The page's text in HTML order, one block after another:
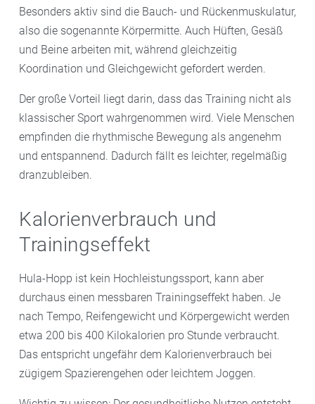
Besonders aktiv sind die Bauch- und Rückenmuskulatur,
also die sogenannte Körpermitte. Auch Hüften, Gesäß
und Beine arbeiten mit, während gleichzeitig
Koordination und Gleichgewicht gefordert werden.
Der große Vorteil liegt darin, dass das Training nicht als
klassischer Sport wahrgenommen wird. Viele Menschen
empfinden die rhythmische Bewegung als angenehm
und entspannend. Dadurch fällt es leichter, regelmäßig
dranzubleiben.
Kalorienverbrauch und
Trainingseffekt
Hula-Hopp ist kein Hochleistungssport, kann aber
durchaus einen messbaren Trainingseffekt haben. Je
nach Tempo, Reifengewicht und Körpergewicht werden
etwa 200 bis 400 Kilokalorien pro Stunde verbraucht.
Das entspricht ungefähr dem Kalorienverbrauch bei
zügigem Spazierengehen oder leichtem Joggen.